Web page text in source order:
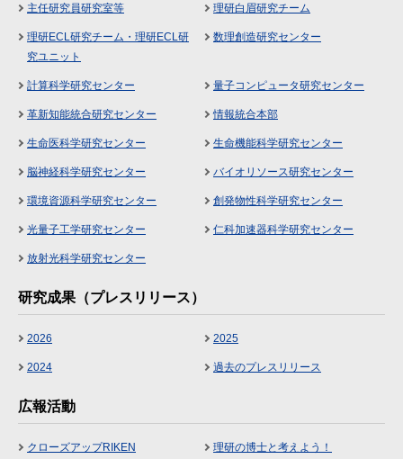
主任研究員研究室等 理研白眉研究チーム
理研ECL研究チーム・理研ECL研
究ユニット
数理創造研究センター
計算科学研究センター 量子コンピュータ研究センター
革新知能統合研究センター 情報統合本部
生命医科学研究センター 生命機能科学研究センター
脳神経科学研究センター バイオリソース研究センター
環境資源科学研究センター 創発物性科学研究センター
光量子工学研究センター 仁科加速器科学研究センター
放射光科学研究センター
研究成果（プレスリリース）
2026 2025
2024 過去のプレスリリース
広報活動
クローズアップRIKEN 理研の博士と考えよう！